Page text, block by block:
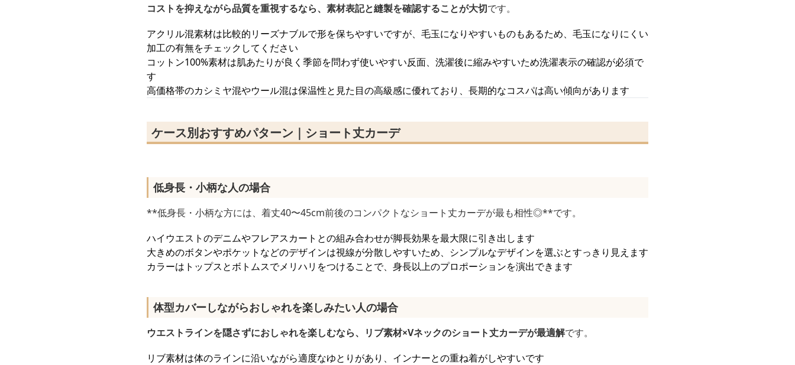
コストを抑えながら品質を重視するなら、素材表記と縫製を確認することが大切です。
アクリル混素材は比較的リーズナブルで形を保ちやすいですが、毛玉になりやすいものもあるため、毛玉になりにくい
加工の有無をチェックしてください
コットン100%素材は肌あたりが良く季節を問わず使いやすい反面、洗濯後に縮みやすいため洗濯表示の確認が必須で
す
高価格帯のカシミヤ混やウール混は保温性と見た目の高級感に優れており、長期的なコスパは高い傾向があります
ケース別おすすめパターン｜ショート丈カーデ
低身長・小柄な人の場合
**低身長・小柄な方には、着丈40〜45cm前後のコンパクトなショート丈カーデが最も相性◎**です。
ハイウエストのデニムやフレアスカートとの組み合わせが脚長効果を最大限に引き出します
大きめのボタンやポケットなどのデザインは視線が分散しやすいため、シンプルなデザインを選ぶとすっきり見えます
カラーはトップスとボトムスでメリハリをつけることで、身長以上のプロポーションを演出できます
体型カバーしながらおしゃれを楽しみたい人の場合
ウエストラインを隠さずにおしゃれを楽しむなら、リブ素材×Vネックのショート丈カーデが最適解です。
リブ素材は体のラインに沿いながら適度なゆとりがあり、インナーとの重ね着がしやすいです